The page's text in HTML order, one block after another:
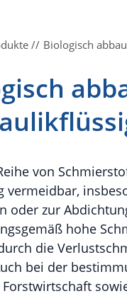
Biologisch
von
vermeidbar,
oder zur
hohe
die
bei der